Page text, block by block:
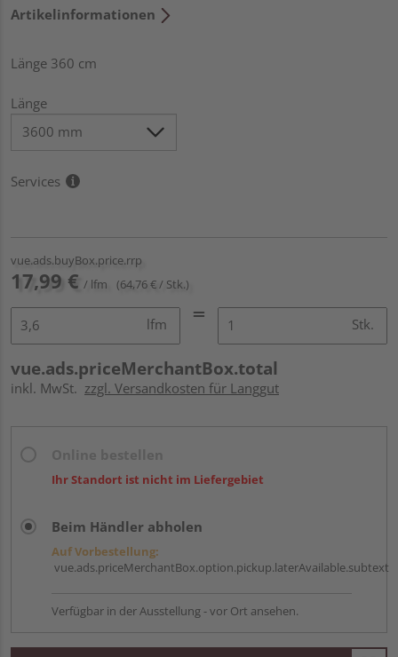
Artikelinformationen
Länge 360 cm
Länge
Services
vue.ads.buyBox.price.rrp
17,99 € / lfm (64,76 € / Stk.)
lfm Stk.
vue.ads.priceMerchantBox.total
inkl. MwSt. zzgl. Versandkosten für Langgut
Ihr Standort ist nicht im Liefergebiet
Beim Händler abholen
Auf Vorbestellung:
vue.ads.priceMerchantBox.option.pickup.laterAvailable.subtext
Verfügbar in der Ausstellung - vor Ort ansehen.